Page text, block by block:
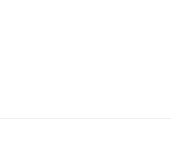
в интернете показали
системе